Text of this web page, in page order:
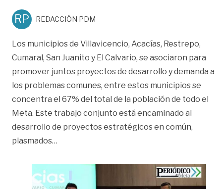
RP REDACCIÓN PDM
Los municipios de Villavicencio, Acacías, Restrepo,
Cumaral, San Juanito y El Calvario, se asociaron para
promover juntos proyectos de desarrollo y demanda a
los problemas comunes, entre estos municipios se
concentra el 67% del total de la población de todo el
Meta. Este trabajo conjunto está encaminado al
desarrollo de proyectos estratégicos en común,
plasmados…